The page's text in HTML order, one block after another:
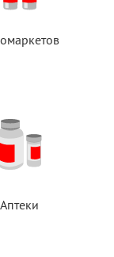
Аптеки